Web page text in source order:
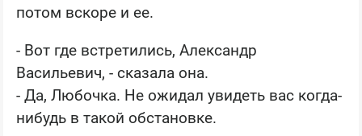
потом вскоре и ее.
- Вот где встретились, Александр
Васильевич, - сказала она.
- Да, Любочка. Не ожидал увидеть вас когда-
нибудь в такой обстановке.